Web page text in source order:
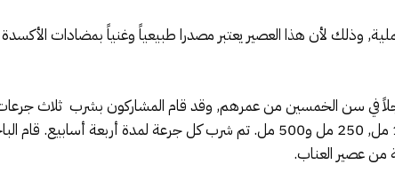
وذلك لأن هذا العصير يعتبر مصدرا طبيعياً وغنياً بمضادات
البحث مدة 12 أسبوعاً، حيث شارك فيه 30 رجلاً في سن الخمسين من عمرهم, وقد قام
الحرارية, بحيث تمت زيادة الجرعة كل 4 أسابيع: 125 مل, 250 مل و500 مل. تم شرب كل
من عصير العناب.